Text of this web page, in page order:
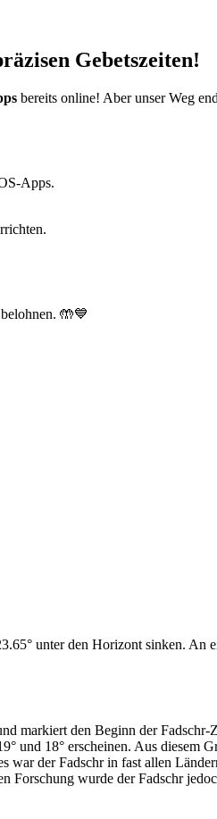
Gebetszeiten!
bereits online! Aber unser Weg
Apps.
🤲💙
unter den Horizont sinken.
markiert den Beginn der
und 18° erscheinen. Aus diesem
war der Fadschr in fast allen
wurde der Fadschr